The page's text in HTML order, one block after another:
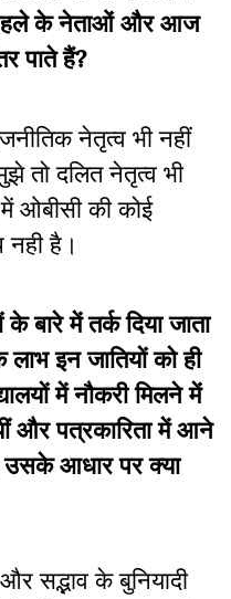
के नेताओं और आज
पाते हैं?
नेतृत्व भी नहीं
तो दलित नेतृत्व भी
में ओबीसी की कोई
है।
बारे में तर्क दिया जाता
इन जातियों को ही
में नौकरी मिलने में
और पत्रकारिता में आने
आधार पर क्या
सद्भाव के बुनियादी